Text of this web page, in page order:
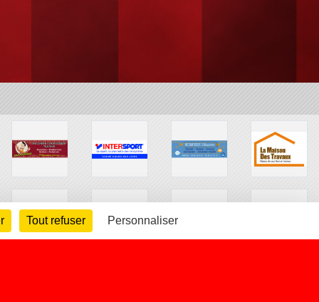
Tout refuser Personnaliser